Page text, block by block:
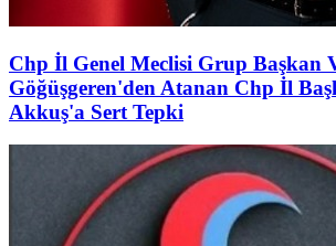
Chp İl Genel Meclisi Grup Başkan
Göğüşgeren'den Atanan Chp İl
Akkuş'a Sert Tepki